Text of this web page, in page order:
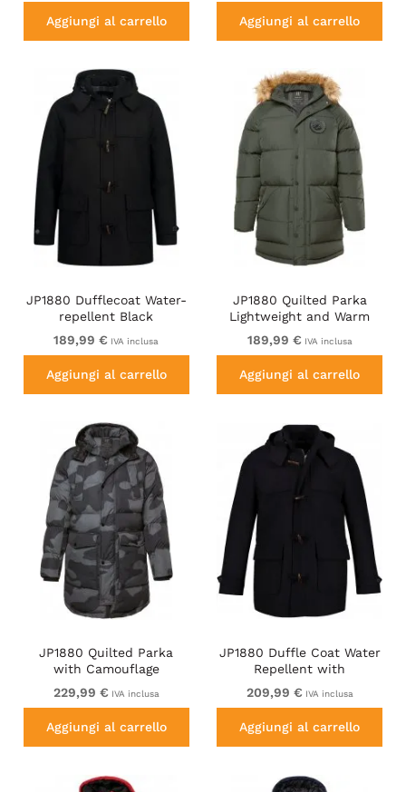
Aggiungi al carrello Aggiungi al carrello
JP1880 Dufflecoat Water-
repellent Black
189,99 € IVA inclusa
Aggiungi al carrello
JP1880 Quilted Parka
Lightweight and Warm
with Faux Fur Hood Dark
Green
189,99 € IVA inclusa
Aggiungi al carrello
JP1880 Quilted Parka
with Camouflage
Drawstring Waist Black
229,99 € IVA inclusa
Aggiungi al carrello
JP1880 Duffle Coat Water
Repellent with
Detachable Hood Navy
209,99 € IVA inclusa
Aggiungi al carrello